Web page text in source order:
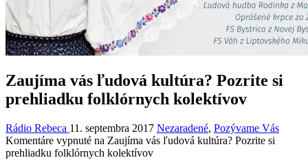
Zaujíma vás ľudová kultúra? Pozrite si
prehliadku folklórnych kolektívov
Rádio Rebeca 11. septembra 2017 Nezaradené, Pozývame Vás
Komentáre vypnuté na Zaujíma vás ľudová kultúra? Pozrite si
prehliadku folklórnych kolektívov